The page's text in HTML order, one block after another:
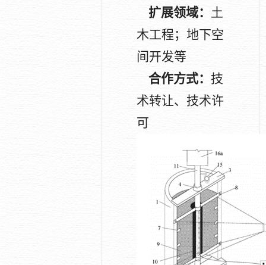
扩展领域： 土
木工程；地下空
间开发等
合作方式： 技
术转让、技术许
可